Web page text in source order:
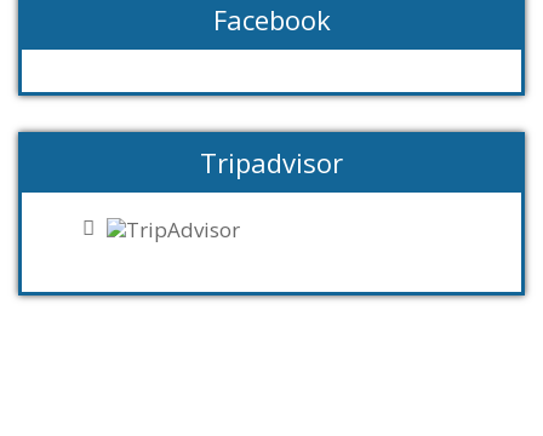
Facebook
Tripadvisor